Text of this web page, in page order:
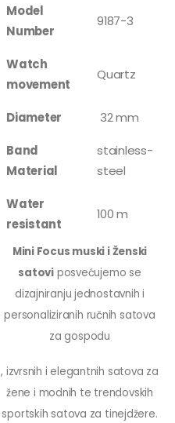
Model
Number
9187-3
Watch
movement
Quartz
Diameter
32 mm
Band
Material
stainless-
steel
Water
resistant
100 m
Mini Focus muski i Ženski
satovi posvećujemo se
dizajniranju jednostavnih i
personaliziranih ručnih satova
za gospodu
, izvrsnih i elegantnih satova za
žene i modnih te trendovskih
sportskih satova za tinejdžere.